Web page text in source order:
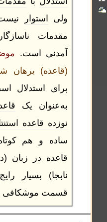
ولی استوار
مقدمات
آمدنی است.
(قاعده) برهان
برای استدلال
به‌عنوان یک
نوزده قاعده
ساده و هم
قاعده در زبان
نابجا) بسیار
قسمت موشکافی